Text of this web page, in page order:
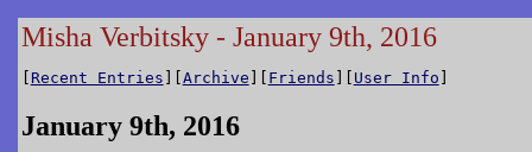
Misha Verbitsky - January 9th, 2016
[ Recent Entries ][Archive ][ Friends ][ User Info ]
January 9th, 2016